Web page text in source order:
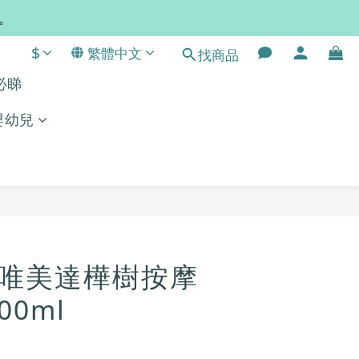
$ 繁體中文 找商品
睇
幼兒
美達樺樹按摩